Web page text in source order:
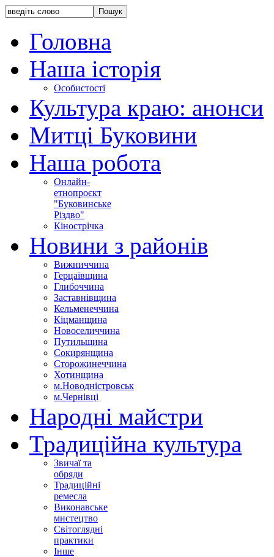
Головна
Наша історія
Особистості
Культура краю: анонси
Митці Буковини
Наша робота
Онлайн-
етнопроєкт
"Буковинське
Різдво"
Кінострічка
Новини з районів
Вижниччина
Герцаївщина
Глибоччина
Заставнівщина
Кельменеччина
Кіцманщина
Новоселиччина
Путильщина
Сокирянщина
Сторожинеччина
Хотинщина
м.Новодністровськ
м.Чернівці
Народні майстри
Традиційна культура
Звичаї та
обряди
Традиційні
ремесла
Виконавське
мистецтво
Світоглядні
практики
Інше